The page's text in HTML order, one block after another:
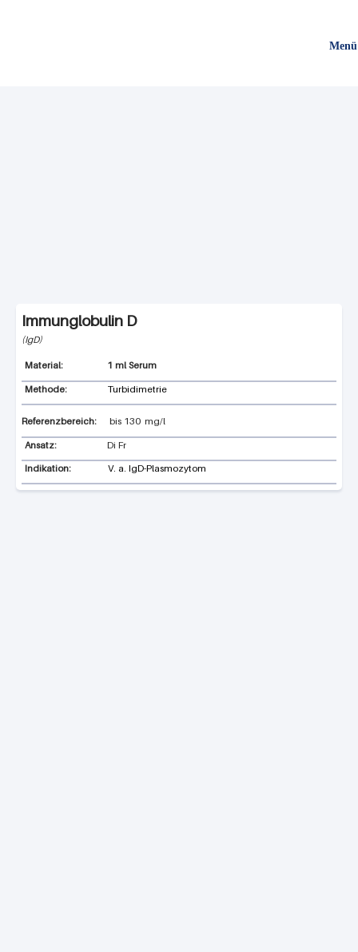
Menü
Immunglobulin D
IgD
1 ml Serum
Methode: Turbidimetrie
Referenzbereich: bis 130 mg/l
Ansatz: Di Fr
Indikation: V. a. IgD-Plasmozytom